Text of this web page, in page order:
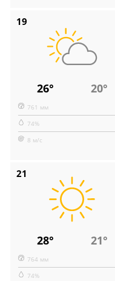
19
26° 20°
761 мм
74%
8 м/с
21
28° 21°
764 мм
74%